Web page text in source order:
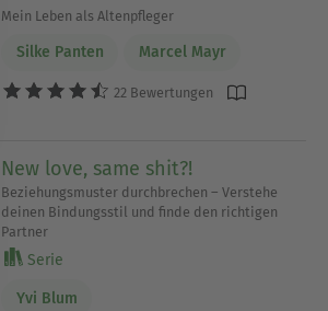
Mein Leben als Altenpfleger
Silke Panten Marcel Mayr
22 Bewertungen
New love, same shit?!
Beziehungsmuster durchbrechen – Verstehe
deinen Bindungsstil und finde den richtigen
Partner
Serie
Yvi Blum